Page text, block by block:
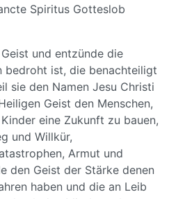
Spiritus Gotteslob
und entzünde die
bedroht ist, die benachteiligt
sie den Namen Jesu Christi
Geist den Menschen,
eine Zukunft zu bauen,
und Willkür,
Armut und
den Geist der Stärke denen
haben und die an Leib